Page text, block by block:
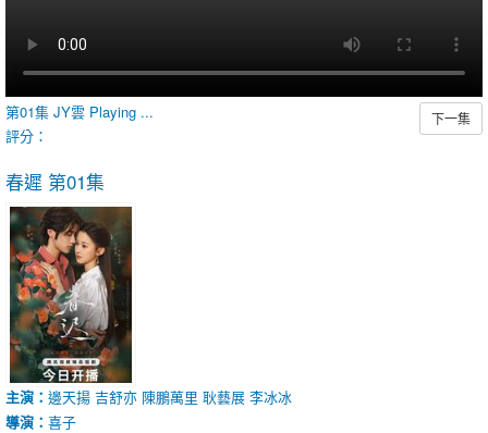
第01集 JY雲 Playing ...
評分：
下一集
春遲 第01集
主演： 邊天揚 吉舒亦 陳鵬萬里 耿藝展 李冰冰
導演： 喜子